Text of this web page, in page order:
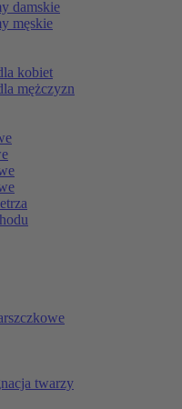
damskie
męskie
kobiet
mężczyzn
twarzy